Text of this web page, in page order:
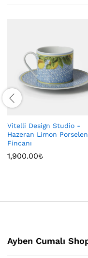
Vitelli Design Studio -
Hazeran Limon
Fincanı
1,900.00₺
Ayben Cumalı